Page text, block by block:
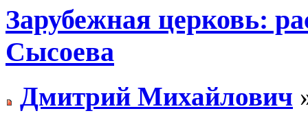
Зарубежная церковь:
Сысоева
Дмитрий Михайлович